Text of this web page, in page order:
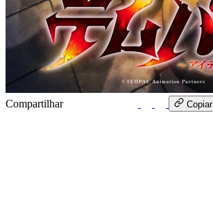
Compartilhar